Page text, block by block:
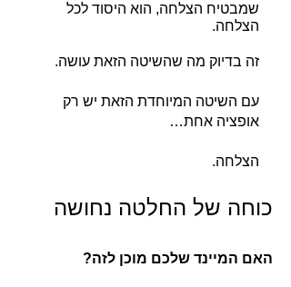
שמבטיח הצלחה, הוא היסוד לכל
הצלחה.
זה בדיוק מה שהשיטה הזאת עושה.
עם השיטה המיוחדת הזאת יש רק
אופציה אחת…
הצלחה.
כוחה של החלטה נחושה
האם המיינד שלכם מוכן לזה?